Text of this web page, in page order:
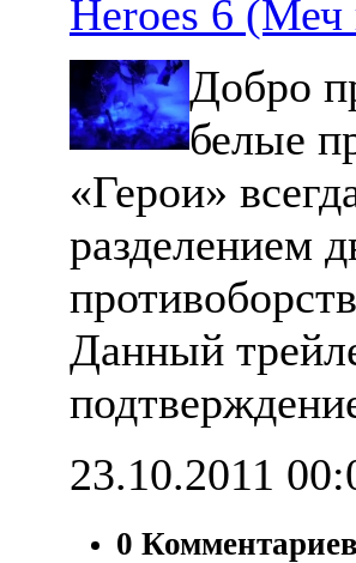
Heroes 6 (Меч
Добро
белые
«Герои»
разделением
Данный
23.10.2011
0